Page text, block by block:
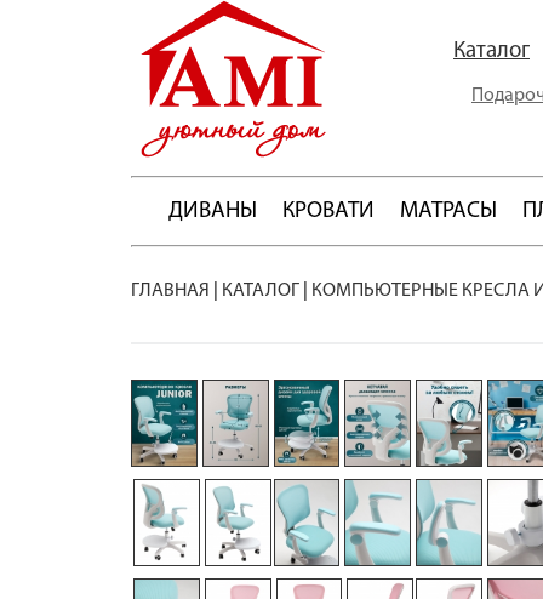
Каталог
ДИВАНЫ КРОВАТИ МАТРАСЫ
ГЛАВНАЯ КАТАЛОГ КОМПЬЮТЕРНЫЕ КРЕСЛА